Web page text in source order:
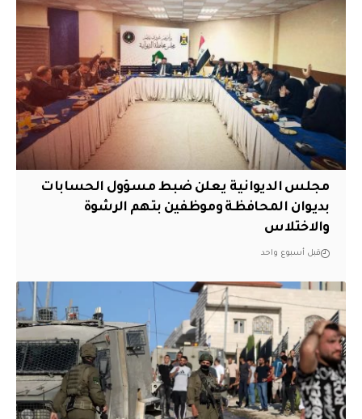
مجلس الديوانية يعلن ضبط مسؤول الحسابات
بديوان المحافظة وموظفين بتهم الرشوة
والاختلاس
قبل أسبوع واحد